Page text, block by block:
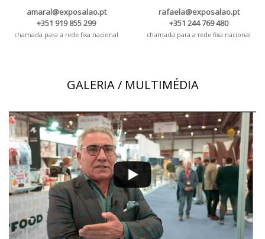
amaral@exposalao.pt
+351 919 855 299
chamada para a rede fixa nacional
rafaela@exposalao.pt
+351 244 769 480
chamada para a rede fixa nacional
GALERIA / MULTIMÉDIA